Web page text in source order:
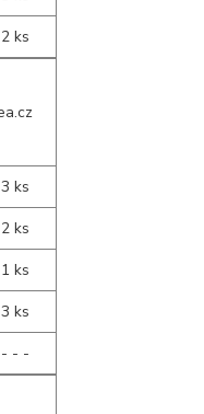
2 ks
3 ks
2 ks
1 ks
3 ks
- - -